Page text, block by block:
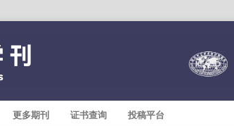
更多期刊 证书查询 投稿平台